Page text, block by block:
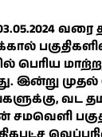
வரை
பெரிய
இன்று முதல்
வட